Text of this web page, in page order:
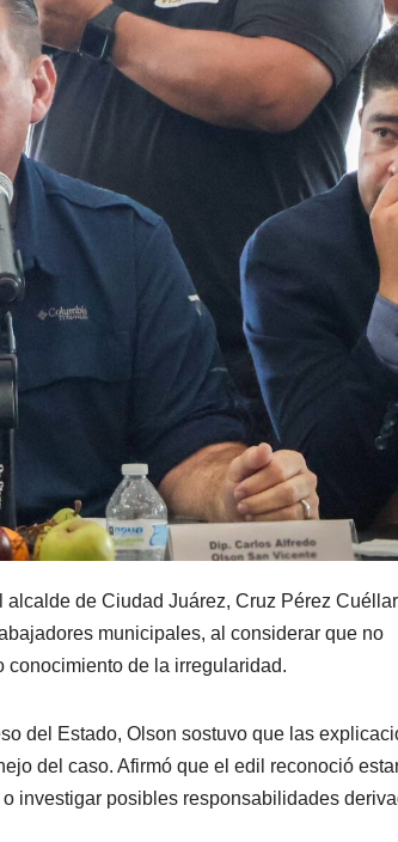
de Ciudad Juárez, Cruz Pérez
municipales, al considerar que no
de la irregularidad.
del Estado, Olson sostuvo que las
del caso. Afirmó que el edil reconoció
investigar posibles responsabilidades